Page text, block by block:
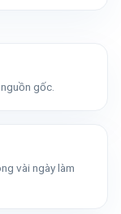
gốc.
vài ngày làm